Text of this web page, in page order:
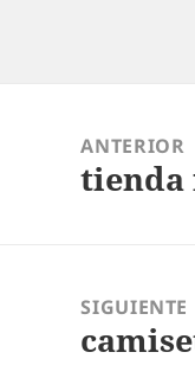
entradas
ANTERIOR
Entrada
SIGUIENTE
Entrada